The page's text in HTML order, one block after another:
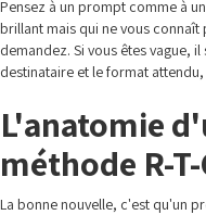
Pensez à un prompt comme à
brillant mais qui ne vous connaît
demandez. Si vous êtes vague,
destinataire et le format
L'anatomie
méthode R-T-
La bonne nouvelle, c'est qu'un